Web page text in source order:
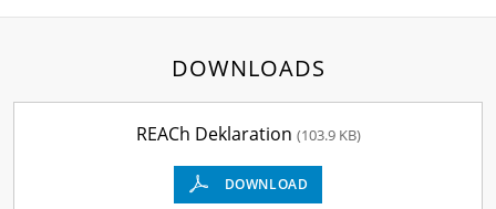
DOWNLOADS
REACh Deklaration (103.9 KB)
DOWNLOAD